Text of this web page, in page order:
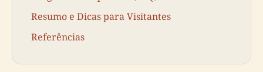
Resumo e Dicas para Visitantes
Referências